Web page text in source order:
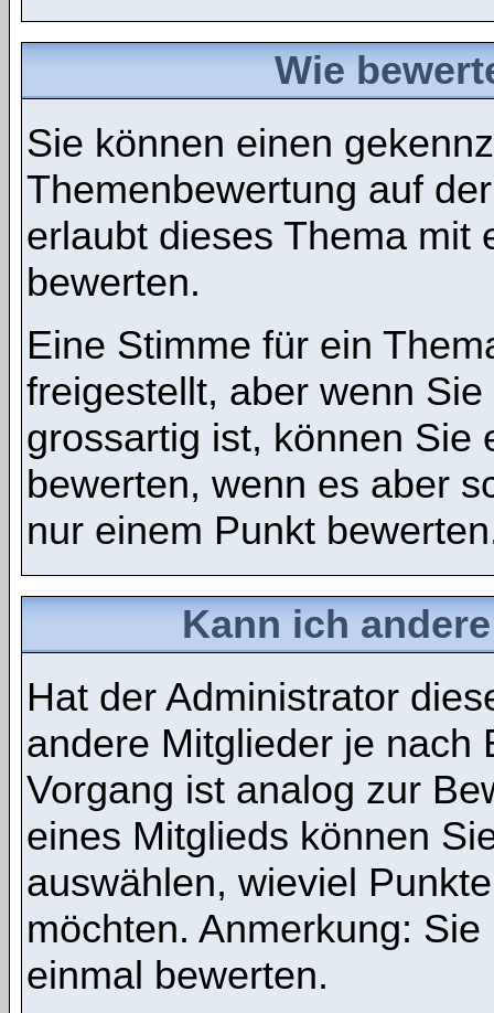
Wie
Sie können einen
Themenbewertung auf
erlaubt dieses Thema mit
bewerten.
Eine Stimme für ein
freigestellt, aber wenn
grossartig ist, können Sie
bewerten, wenn es aber
nur einem Punkt
Kann ich
Hat der Administrator
andere Mitglieder je nach
Vorgang ist analog zur
eines Mitglieds können
auswählen, wieviel
möchten. Anmerkung:
einmal bewerten.